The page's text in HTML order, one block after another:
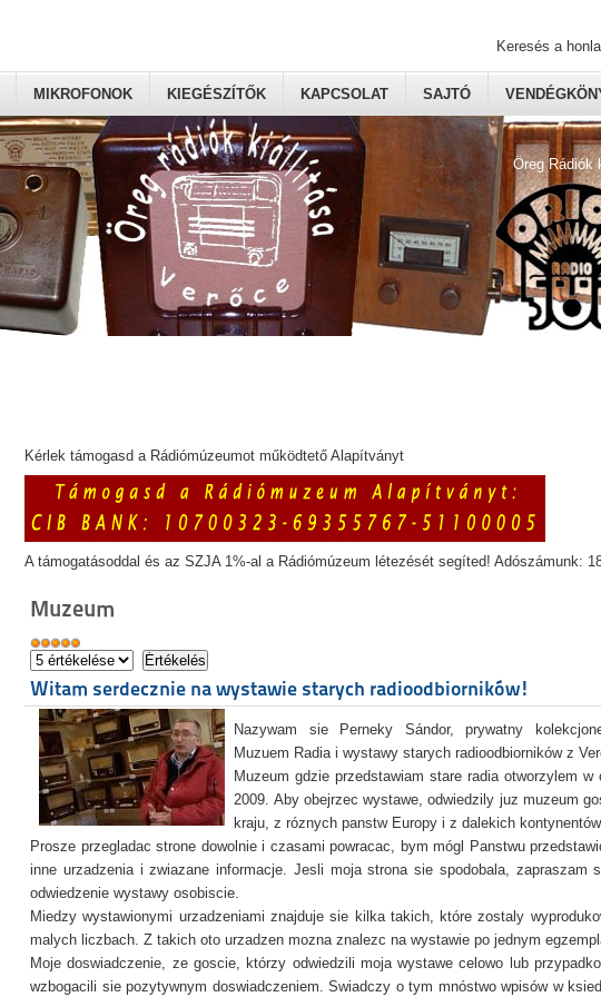
Öreg Rádiók
MIKROFONOK KIEGÉSZÍTŐK KAPCSOLAT SAJTÓ
Keresés a
Kérlek támogasd a Rádiómúzeumot működtető Alapítványt
A támogatásoddal és az SZJA 1%-al a Rádiómúzeum létezését segíted! Adószámunk:
Muzeum
Witam serdecznie na wystawie starych radioodbiorników!
Nazywam sie Perneky Sándor, prywatny
Muzuem Radia i wystawy starych radioodbiorników z
Muzeum gdzie przedstawiam stare radia otworzylem w
2009. Aby obejrzec wystawe, odwiedzily juz muzeum
kraju, z róznych panstw Europy i z dalekich
Prosze przegladac strone dowolnie i czasami powracac, bym mógl Panstwu
inne urzadzenia i zwiazane informacje. Jesli moja strona sie spodobala, zapraszam
odwiedzenie wystawy osobiscie.
Miedzy wystawionymi urzadzeniami znajduje sie kilka takich, które zostaly
malych liczbach. Z takich oto urzadzen mozna znalezc na wystawie po jednym
Moje doswiadczenie, ze goscie, którzy odwiedzili moja wystawe celowo lub
wzbogacili sie pozytywnym doswiadczeniem. Swiadczy o tym mnóstwo wpisów w